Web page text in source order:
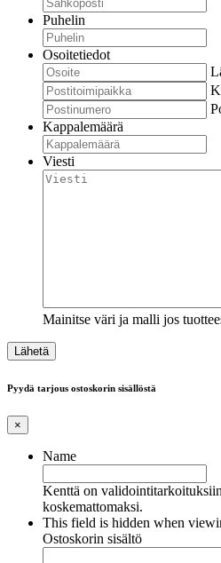
Puhelin
Osoitetiedot
Kappalemäärä
Viesti
Mainitse väri ja malli jos
Pyydä tarjous ostoskorin sisällöstä
×
Name
Kenttä on
koskemattomaksi.
This field is hidden when
Ostoskorin sisältö